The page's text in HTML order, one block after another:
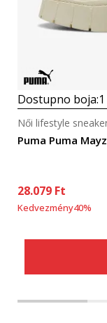
Dostupno boja:1
Puma Puma
Női lifestyle
28.079 Ft
Kedvezmény40%